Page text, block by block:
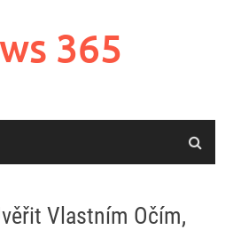
365
Vlastním Očím,